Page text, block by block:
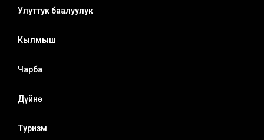
Улуттук баалуулук
Кылмыш
Чарба
Дүйнө
Туризм